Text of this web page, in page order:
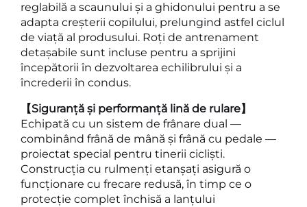
reglabilă a scaunului și a ghidonului pentru a se
adapta creșterii copilului, prelungind astfel ciclul
de viață al produsului. Roți de antrenament
detașabile sunt incluse pentru a sprijini
începătorii în dezvoltarea echilibrului și a
încrederii în condus.
【Siguranță și performanță lină de rulare】
Echipată cu un sistem de frânare dual —
combinând frână de mână și frână cu pedale —
proiectat special pentru tinerii cicliști.
Construcția cu rulmenți etanșați asigură o
funcționare cu frecare redusă, în timp ce o
protecție complet închisă a lanțului